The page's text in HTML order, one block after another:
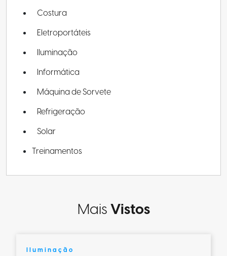
Costura
Eletroportáteis
Iluminação
Informática
Máquina de Sorvete
Refrigeração
Solar
Treinamentos
MaisVistos
Iluminação